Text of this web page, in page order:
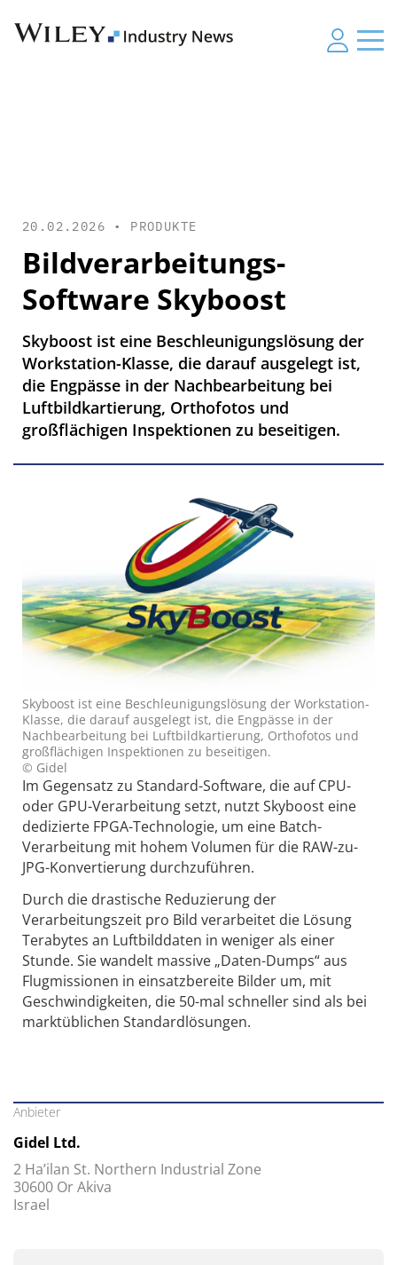
20.02.2026 • PRODUKTE
Bildverarbeitungs-
Software Skyboost
Skyboost ist eine Beschleunigungslösung der
Workstation-Klasse, die darauf ausgelegt ist,
die Engpässe in der Nachbearbeitung bei
Luftbildkartierung, Orthofotos und
großflächigen Inspektionen zu beseitigen.
Skyboost ist eine Beschleunigungslösung der Workstation-
Klasse, die darauf ausgelegt ist, die Engpässe in der
Nachbearbeitung bei Luftbildkartierung, Orthofotos und
großflächigen Inspektionen zu beseitigen.
© Gidel
Im Gegensatz zu Standard-Software, die auf CPU-
oder GPU-Verarbeitung setzt, nutzt Skyboost eine
dedizierte FPGA-Technologie, um eine Batch-
Verarbeitung mit hohem Volumen für die RAW-zu-
JPG-Konvertierung durchzuführen.
Durch die drastische Reduzierung der
Verarbeitungszeit pro Bild verarbeitet die Lösung
Terabytes an Luftbilddaten in weniger als einer
Stunde. Sie wandelt massive „Daten-Dumps“ aus
Flugmissionen in einsatzbereite Bilder um, mit
Geschwindigkeiten, die 50-mal schneller sind als bei
marktüblichen Standardlösungen.
Anbieter
Gidel Ltd.
2 Ha’ilan St. Northern Industrial Zone
30600 Or Akiva
Israel